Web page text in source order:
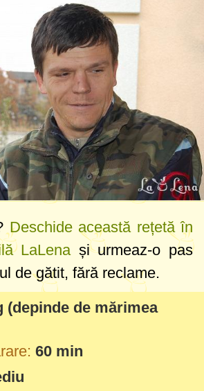
Deschide această rețetă în
LaLenași urmeaz-o pas
de gătit, fără reclame.
(depinde de mărimea
60 min